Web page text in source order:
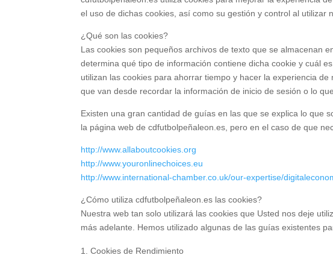
el uso de dichas cookies, así como su gestión y control al utilizar
¿Qué son las cookies?
Las cookies son pequeños archivos de texto que se almacenan
determina qué tipo de información contiene dicha cookie y cuál
utilizan las cookies para ahorrar tiempo y hacer la experiencia
que van desde recordar la información de inicio de sesión o lo
Existen una gran cantidad de guías en las que se explica lo que
la página web de cdfutbolpeñaleon.es, pero en el caso de que
http://www.allaboutcookies.org
http://www.youronlinechoices.eu
http://www.international-chamber.co.uk/our-expertise/
¿Cómo utiliza cdfutbolpeñaleon.es las cookies?
Nuestra web tan solo utilizará las cookies que Usted nos deje
más adelante. Hemos utilizado algunas de las guías existentes
Cookies de Rendimiento